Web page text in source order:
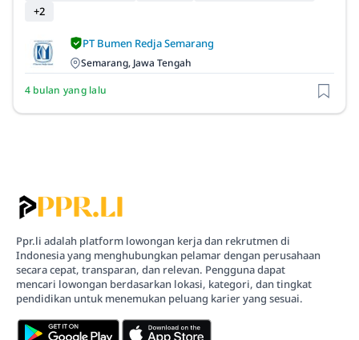
+2
PT Bumen Redja Semarang
Semarang, Jawa Tengah
4 bulan yang lalu
Ppr.li adalah platform lowongan kerja dan rekrutmen di
Indonesia yang menghubungkan pelamar dengan perusahaan
secara cepat, transparan, dan relevan. Pengguna dapat
mencari lowongan berdasarkan lokasi, kategori, dan tingkat
pendidikan untuk menemukan peluang karier yang sesuai.